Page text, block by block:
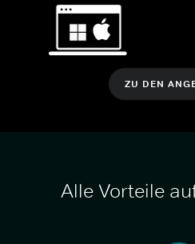
ZU DEN
Alle Vorteile